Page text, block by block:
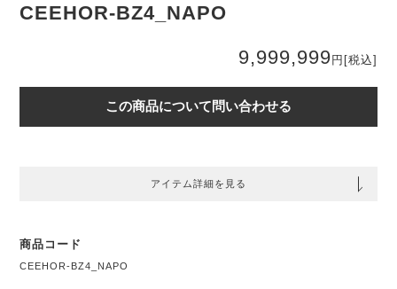
CEEHOR-BZ4_NAPO
9,999,999 円 [税込]
この商品について問い合わせる
アイテム詳細を見る
商品コード
CEEHOR-BZ4_NAPO